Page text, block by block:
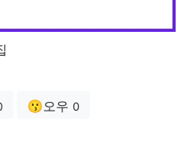
😗오우 0